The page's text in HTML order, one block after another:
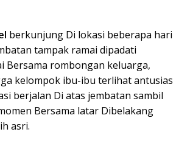
berkunjung Di lokasi beberapa hari
tampak ramai dipadati
Bersama rombongan keluarga,
kelompok ibu-ibu terlihat antusias
berjalan Di atas jembatan sambil
Bersama latar Dibelakang
asri.